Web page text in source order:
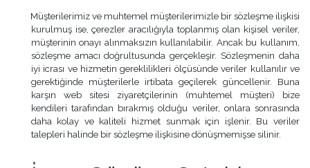
Müşterilerimiz ve muhtemel müşterilerimizle bir sözleşme ilişkisi
kurulmuş ise, çerezler aracılığıyla toplanmış olan kişisel veriler,
müşterinin onayı alınmaksızın kullanılabilir. Ancak bu kullanım,
sözleşme amacı doğrultusunda gerçekleşir. Sözleşmenin daha
iyi icrası ve hizmetin gereklilikleri ölçüsünde veriler kullanılır ve
gerektiğinde müşterilerle irtibata geçilerek güncellenir. Buna
karşın web sitesi ziyaretçilerinin (muhtemel müşteri) bize
kendileri tarafından bırakmış olduğu veriler, onlara sonrasında
daha kolay ve kaliteli hizmet sunmak için işlenir. Bu veriler
talepleri halinde bir sözleşme ilişkisine dönüşmemişse silinir.